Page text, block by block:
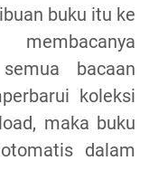
buku itu ke
bacaan
koleksi
maka buku
dalam